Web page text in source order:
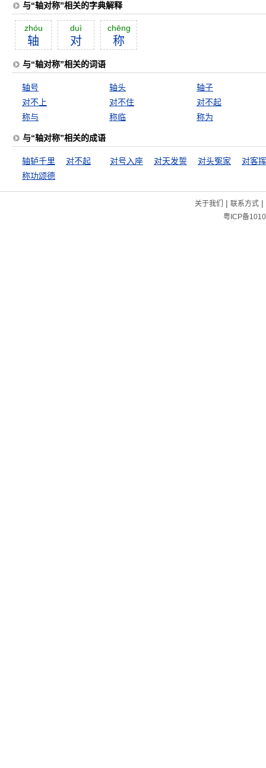
与“轴对称”相关的字典解释
zhóu
轴
duì
对
chēng
称
与“轴对称”相关的词语
轴号 轴头
轴子
对不上
对不住
对不起
称与
称临 称为
与“轴对称”相关的成语
轴轳千里 对不起 对号入座 对天发誓 对头冤家
对客
称功颂德
关于我们 | 联系方式|
粤ICP备